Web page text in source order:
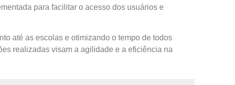
para facilitar o acesso dos usuários e
até as escolas e otimizando o tempo de todos
realizadas visam a agilidade e a eficiência na